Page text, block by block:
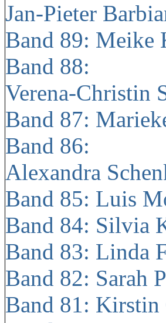
Jan-Pieter
Band 89: Meike
Band 88:
Verena-Christin
Band 87:
Band 86:
Alexandra
Band 85: Luis
Band 84: Silvia
Band 83: Linda
Band 82: Sarah
Band 81: Kirstin